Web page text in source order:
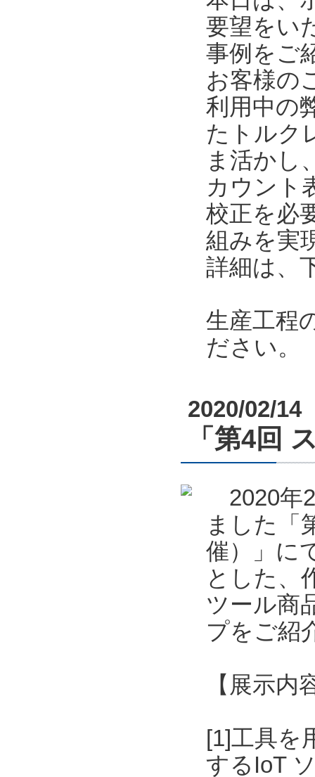
要望をい
事例をご
お客様の
利用中の
たトルク
ま活かし
カウント
校正を必
組みを実
詳細は、
生産工程
ださい。
2020/02/14
「第4回
2020年2
ました「
催）」に
とした、
ツール商
プをご紹
【展示内
[1]工具を
するIoT